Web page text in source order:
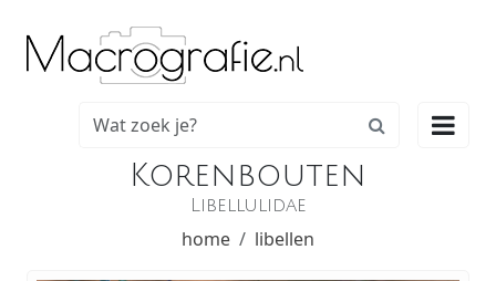

Korenbouten
Libellulidae
home libellen